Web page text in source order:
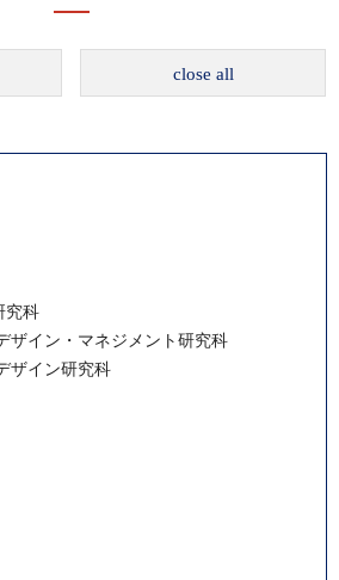
close all
究科
ザイン・マネジメント研究科
ザイン研究科